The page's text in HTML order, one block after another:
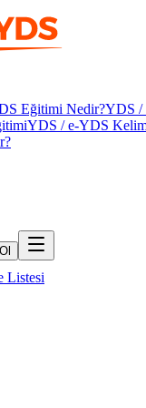
Eğitimi Nedir?YDS /
YDS / e-YDS
Listesi